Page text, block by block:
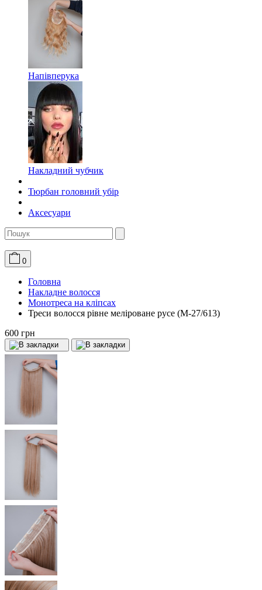
Напівперука
Накладний чубчик
Тюрбан головний убір
Аксесуари
0
Головна
Накладне волосся
Монотреса на кліпсах
Треси волосся рівне меліроване русе (M-27/613)
600 грн